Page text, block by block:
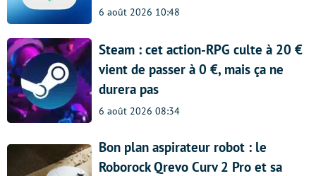
6 août 2026 10:48
Steam : cet action-RPG culte à 20 €
vient de passer à 0 €, mais ça ne
durera pas
6 août 2026 08:34
Bon plan aspirateur robot : le
Roborock Qrevo Curv 2 Pro et sa